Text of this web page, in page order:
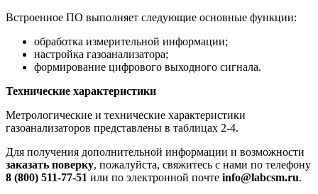
Встроенное ПО выполняет следующие основные функции:
обработка измерительной информации;
настройка газоанализатора;
формирование цифрового выходного сигнала.
Технические характеристики
Метрологические и технические характеристики
газоанализаторов представлены в таблицах 2-4.
Для получения дополнительной информации и возможности
заказать поверку, пожалуйста, свяжитесь с нами по телефону
8 (800) 511-77-51 или по электронной почте info@labcsm.ru.